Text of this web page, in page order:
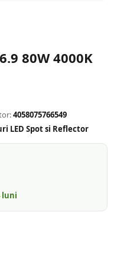
80W 4000K
4058075766549
LED Spot si Reflector
luni